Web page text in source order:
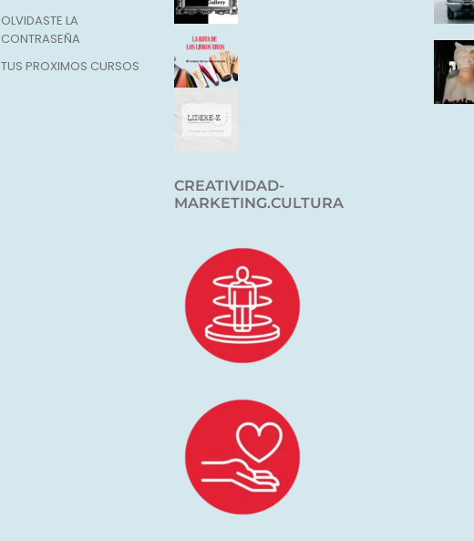
OLVIDASTE LA
CONTRASEÑA
TUS PROXIMOS CURSOS
CREATIVIDAD-
MARKETING.CULTURA